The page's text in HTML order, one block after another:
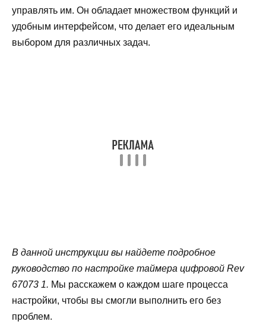
управлять им. Он обладает множеством функций и
удобным интерфейсом, что делает его идеальным
выбором для различных задач.
В данной инструкции вы найдете подробное
руководство по настройке таймера цифровой Rev
67073 1. Мы расскажем о каждом шаге процесса
настройки, чтобы вы смогли выполнить его без
проблем.